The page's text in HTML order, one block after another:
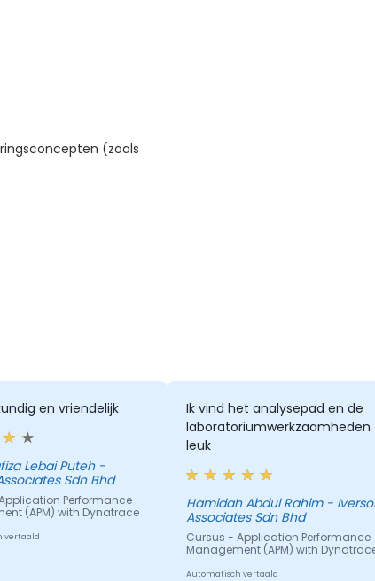
(zoals
en vriendelijk
Lebai Puteh -
Sdn Bhd
Performance
(APM) with Dynatrace
vertaald
Ik vind het analysepad en de
laboratoriumwerkzaamheden
leuk
Hamidah Abdul Rahim -
Associates Sdn Bhd
Cursus - Application Performance
Management (APM) with
Automatisch vertaald